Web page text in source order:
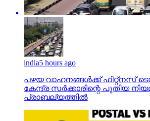
india5 hours ago
പഴയ വാഹനങ്ങള്‍ക്ക് ഫിറ്റ്‌നസ്
കേന്ദ്ര സര്‍ക്കാരിന്റെ പുതിയ
പ്രാബല്യത്തില്‍